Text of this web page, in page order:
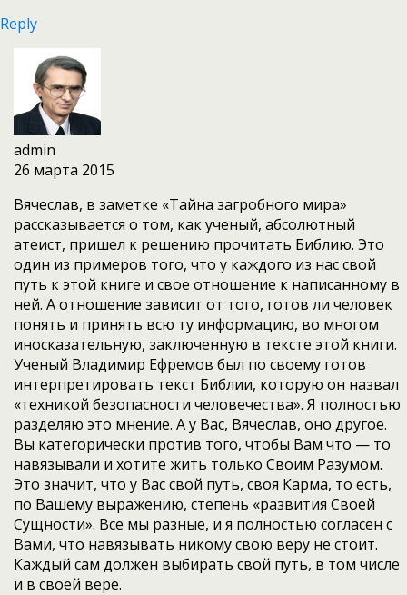
Reply
admin
26 марта 2015
Вячеслав, в заметке «Тайна загробного мира»
рассказывается о том, как ученый, абсолютный
атеист, пришел к решению прочитать Библию. Это
один из примеров того, что у каждого из нас свой
путь к этой книге и свое отношение к написанному в
ней. А отношение зависит от того, готов ли человек
понять и принять всю ту информацию, во многом
иносказательную, заключенную в тексте этой книги.
Ученый Владимир Ефремов был по своему готов
интерпретировать текст Библии, которую он назвал
«техникой безопасности человечества». Я полностью
разделяю это мнение. А у Вас, Вячеслав, оно другое.
Вы категорически против того, чтобы Вам что — то
навязывали и хотите жить только Своим Разумом.
Это значит, что у Вас свой путь, своя Карма, то есть,
по Вашему выражению, степень «развития Своей
Сущности». Все мы разные, и я полностью согласен с
Вами, что навязывать никому свою веру не стоит.
Каждый сам должен выбирать свой путь, в том числе
и в своей вере.